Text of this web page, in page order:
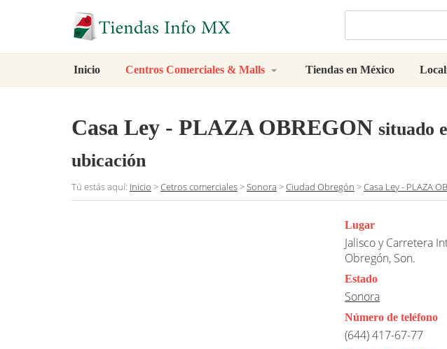
Inicio Centros Comerciales & Malls Tiendas en México
Casa Ley - PLAZA OBREGON situado
ubicación
Tú estás aquí: Inicio >Cetros comerciales>Sonora >Ciudad Obregón >Casa Ley - PLAZA
Lugar
Jalisco y Carretera
Obregón, Son.
Estado
Sonora
Número de teléfono
(644) 417-67-77